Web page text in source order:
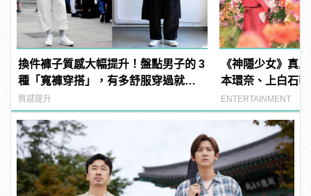
換件褲子質感大幅提升！盤點男子的 3
種「寬褲穿搭」，有多舒服穿過就知
道！
質感提升
《神隱少女》真
本環奈、上白石
白龍名場面神還
ENTERTAINMENT